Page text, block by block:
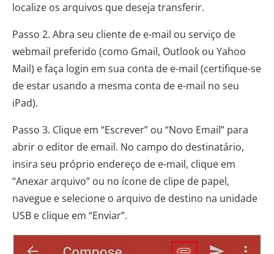
localize os arquivos que deseja transferir.
Passo 2. Abra seu cliente de e-mail ou serviço de
webmail preferido (como Gmail, Outlook ou Yahoo
Mail) e faça login em sua conta de e-mail (certifique-se
de estar usando a mesma conta de e-mail no seu
iPad).
Passo 3. Clique em “Escrever” ou “Novo Email” para
abrir o editor de email. No campo do destinatário,
insira seu próprio endereço de e-mail, clique em
“Anexar arquivo” ou no ícone de clipe de papel,
navegue e selecione o arquivo de destino na unidade
USB e clique em “Enviar”.